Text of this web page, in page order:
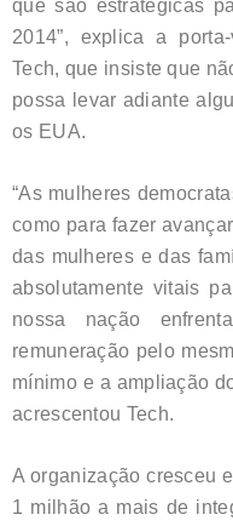
que são estratégicas
2014”, explica a
Tech, que insiste que
possa levar adiante
os EUA.
“As mulheres
como para fazer
das mulheres e das
absolutamente vitais
nossa nação
remuneração pelo
mínimo e a ampliação
acrescentou Tech.
A organização cresceu
1 milhão a mais de